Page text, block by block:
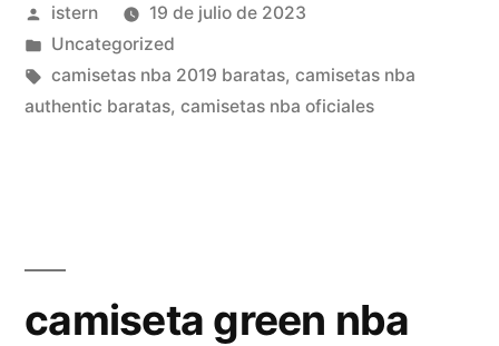
Da
La
Vida!»
Publicado
por
istern
19 de julio de 2023
Publicado
en
Uncategorized
Etiquetas:
camisetas nba 2019 baratas, camisetas nba
authentic baratas, camisetas nba oficiales
camiseta green nba